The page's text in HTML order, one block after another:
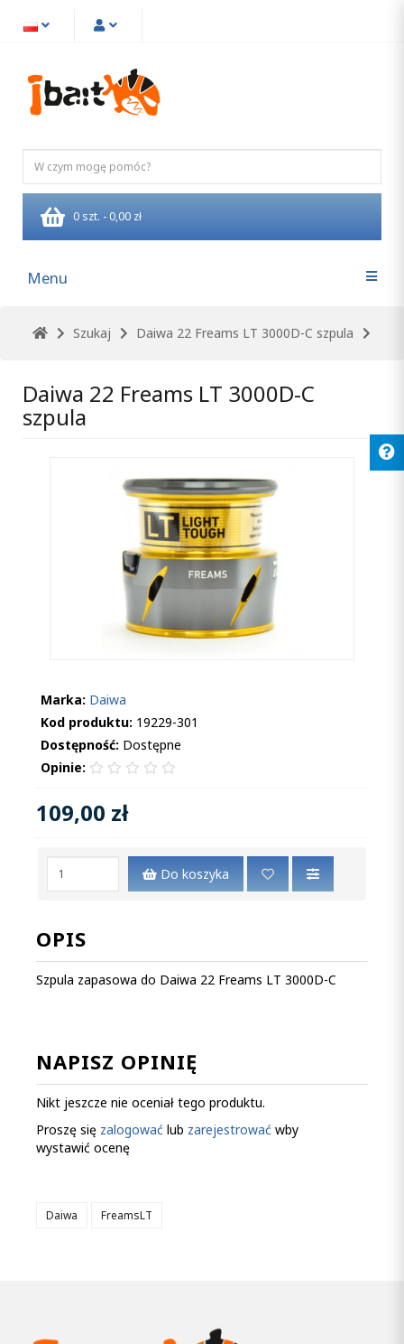
0 szt. - 0,00 zł
Menu
Szukaj Daiwa 22 Freams LT 3000D-C szpula
Daiwa 22 Freams LT 3000D-C
szpula
Marka: Daiwa
Kod produktu: 19229-301
Dostępność: Dostępne
Opinie:
109,00 zł
Do koszyka
OPIS
Szpula zapasowa do Daiwa 22 Freams LT 3000D-C
NAPISZ OPINIĘ
Nikt jeszcze nie oceniał tego produktu.
Proszę się zalogować lub zarejestrować wby
wystawić ocenę
Daiwa FreamsLT